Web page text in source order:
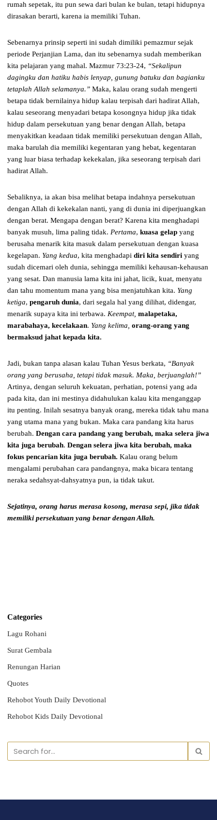
rumah sepetak, itu pun sewa dari bulan ke bulan, tetapi hidupnya
dirasakan berarti, karena ia memiliki Tuhan.
Sebenarnya prinsip seperti ini sudah dimiliki pemazmur sejak
periode Perjanjian Lama, dan itu sebenarnya sudah memberikan
kita pelajaran yang mahal. Mazmur 73:23-24, “Sekalipun
dagingku dan hatiku habis lenyap, gunung batuku dan bagianku
tetaplah Allah selamanya.” Maka, kalau orang sudah mengerti
betapa tidak bernilainya hidup kalau terpisah dari hadirat Allah,
kalau seseorang menyadari betapa kosongnya hidup jika tidak
hidup dalam persekutuan yang benar dengan Allah, betapa
menyakitkan keadaan tidak memiliki persekutuan dengan Allah,
maka barulah dia memiliki kegentaran yang hebat, kegentaran
yang luar biasa terhadap kekekalan, jika seseorang terpisah dari
hadirat Allah.
Sebaliknya, ia akan bisa melihat betapa indahnya persekutuan
dengan Allah di kekekalan nanti, yang di dunia ini diperjuangkan
dengan berat. Mengapa dengan berat? Karena kita menghadapi
banyak musuh, lima paling tidak. Pertama, kuasa gelap yang
berusaha menarik kita masuk dalam persekutuan dengan kuasa
kegelapan. Yang kedua, kita menghadapi diri kita sendiri yang
sudah dicemari oleh dunia, sehingga memiliki kehausan-kehausan
yang sesat. Dan manusia lama kita ini jahat, licik, kuat, menyatu
dan tahu momentum mana yang bisa menjatuhkan kita. Yang
ketiga, pengaruh dunia, dari segala hal yang dilihat, didengar,
menarik supaya kita ini terbawa. Keempat, malapetaka,
marabahaya, kecelakaan. Yang kelima, orang-orang yang
bermaksud jahat kepada kita.
Jadi, bukan tanpa alasan kalau Tuhan Yesus berkata, “Banyak
orang yang berusaha, tetapi tidak masuk. Maka, berjuanglah!”
Artinya, dengan seluruh kekuatan, perhatian, potensi yang ada
pada kita, dan ini mestinya didahulukan kalau kita menganggap
itu penting. Inilah sesatnya banyak orang, mereka tidak tahu mana
yang utama mana yang bukan. Maka cara pandang kita harus
berubah. Dengan cara pandang yang berubah, maka selera jiwa
kita juga berubah. Dengan selera jiwa kita berubah, maka
fokus pencarian kita juga berubah. Kalau orang belum
mengalami perubahan cara pandangnya, maka bicara tentang
neraka sedahsyat-dahsyatnya pun, ia tidak takut.
Sejatinya, orang harus merasa kosong, merasa sepi, jika tidak
memiliki persekutuan yang benar dengan Allah.
Categories
Lagu Rohani
Surat Gembala
Renungan Harian
Quotes
Rehobot Youth Daily Devotional
Rehobot Kids Daily Devotional